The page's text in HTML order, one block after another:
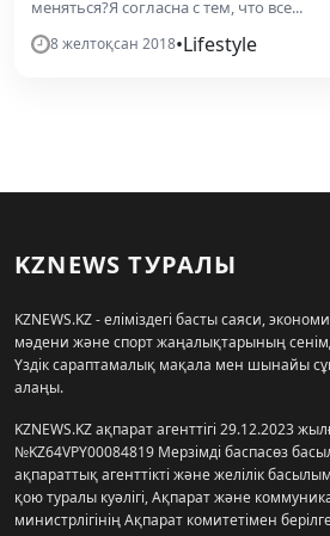
меняться?Я согласна с тем, что все...
8 желтоқсан 2018•Lifestyle
KZNEWS ТУРАЛЫ
KZNEWS.KZ - еліміздегі басты саяси,
мәдени және спорт жаңалықтарының
Үздік сараптамалық мақала мен шынайы
алаңы.
KZNEWS.KZ ақпарат агенттігі 29.12.2023
№KZ64VPY00084819 Мерзімді баспасөз
ақпараттық агенттікті және желілік
қою туралы куәлігі, Ақпарат және
министрлігінің Ақпарат комитетімен